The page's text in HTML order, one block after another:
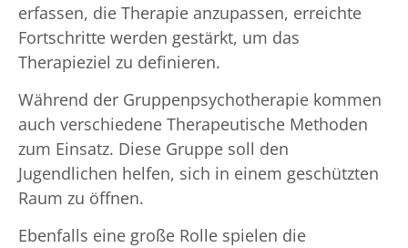
erfassen, die Therapie anzupassen, erreichte
Fortschritte werden gestärkt, um das
Therapieziel zu definieren.
Während der Gruppenpsychotherapie kommen
auch verschiedene Therapeutische Methoden
zum Einsatz. Diese Gruppe soll den
Jugendlichen helfen, sich in einem geschützten
Raum zu öffnen.
Ebenfalls eine große Rolle spielen die